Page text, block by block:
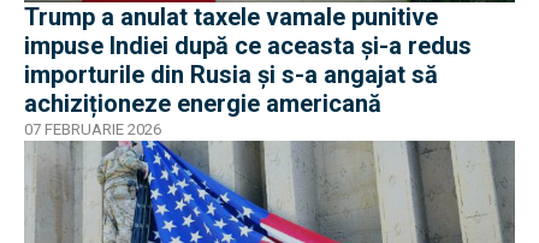
Trump a anulat taxele vamale punitive
impuse Indiei după ce aceasta și-a redus
importurile din Rusia și s-a angajat să
achiziționeze energie americană
07 FEBRUARIE 2026